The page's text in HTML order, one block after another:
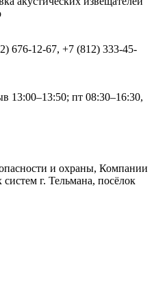
676-12-67, +7 (812) 333-45-
13:00–13:50; пт 08:30–16:30,
и охраны, Компании
систем г. Тельмана, посёлок